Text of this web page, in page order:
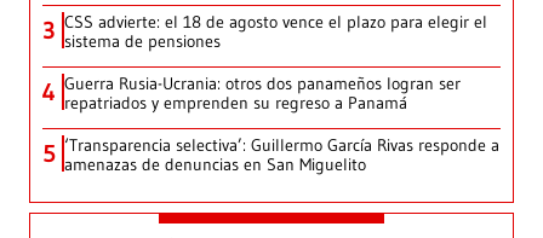
3 CSS advierte: el 18 de agosto vence el plazo para elegir el
sistema de pensiones
4 Guerra Rusia-Ucrania: otros dos panameños logran ser
repatriados y emprenden su regreso a Panamá
5 ‘Transparencia selectiva’: Guillermo García Rivas responde a
amenazas de denuncias en San Miguelito